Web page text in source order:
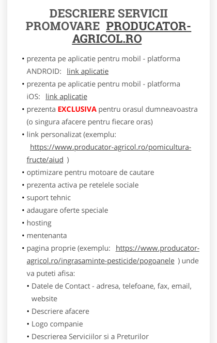
DESCRIERE SERVICII
PROMOVARE PRODUCATOR-
AGRICOL.RO
prezenta pe aplicatie pentru mobil - platforma
ANDROID:
link aplicatie
prezenta pe aplicatie pentru mobil - platforma
iOS:
link aplicatie
prezenta EXCLUSIVApentru orasul dumneavoastra
(o singura afacere pentru fiecare oras)
link personalizat (exemplu:
https://www.producator-agricol.ro/pomicultura-
fructe/aiud )
optimizare pentru motoare de cautare
prezenta activa pe retelele sociale
suport tehnic
adaugare oferte speciale
hosting
mentenanta
pagina proprie (exemplu:
https://www.producator-
agricol.ro/ingrasaminte-pesticide/pogoanele ) unde
va puteti afisa:
Datele de Contact - adresa, telefoane, fax, email,
website
Descriere afacere
Logo companie
Descrierea Serviciilor si a Preturilor